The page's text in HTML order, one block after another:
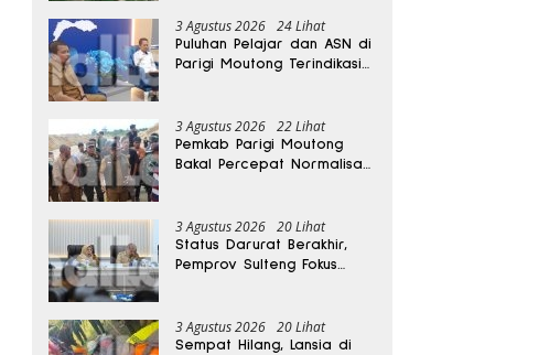
3 Agustus 2026 24 Lihat
Puluhan Pelajar dan ASN di
Parigi Moutong Terindikasi
3 Agustus 2026 22 Lihat
Pemkab Parigi Moutong
Bakal Percepat Normalisasi
Panas
3 Agustus 2026 20 Lihat
Status Darurat Berakhir,
Pemprov Sulteng Fokus
3 Agustus 2026 20 Lihat
Sempat Hilang, Lansia di